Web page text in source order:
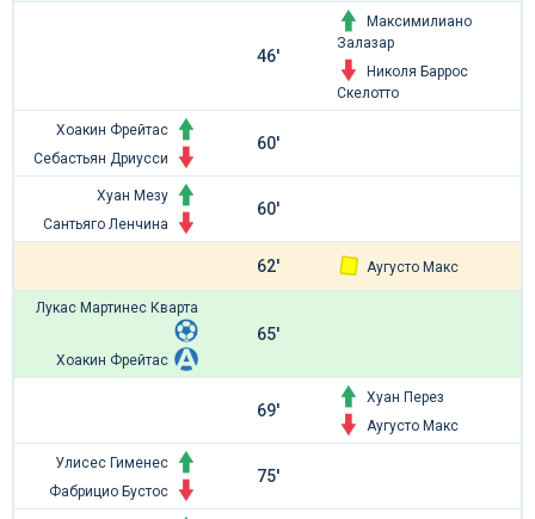
46'
Максимилиано
Залазар
Николя Баррос
Скелотто
Хоакин Фрейтас
Себастьян Дриусси
60'
Хуан Мезу
Сантьяго Ленчина
60'
62' Аугусто Макс
Лукас Мартинес Кварта
Хоакин Фрейтас
65'
69'
Хуан Перез
Аугусто Макс
Улисес Гименес
Фабрицио Бустос
75'